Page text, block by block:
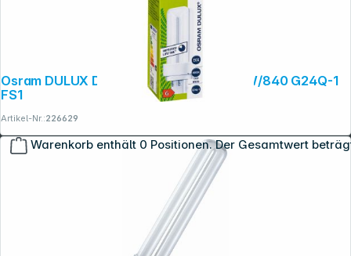
Warenkorb enthält 0 Positionen. Der Gesamtwert
Osram DULUX D/E Energiesparlampe 10W/840 G24Q-1
FS1
Artikel-Nr.:226629